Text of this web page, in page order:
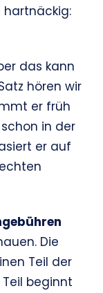
hartnäckig:
das kann
hören wir
er früh
in der
er auf
Die
Teil der
beginnt